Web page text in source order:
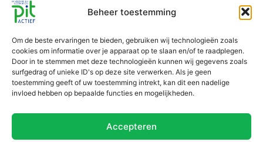
Beheer toestemming
Om de beste ervaringen te bieden, gebruiken wij technologieën zoals
cookies om informatie over je apparaat op te slaan en/of te raadplegen.
Door in te stemmen met deze technologieën kunnen wij gegevens zoals
surfgedrag of unieke ID's op deze site verwerken. Als je geen
toestemming geeft of uw toestemming intrekt, kan dit een nadelige
invloed hebben op bepaalde functies en mogelijkheden.
Accepteren